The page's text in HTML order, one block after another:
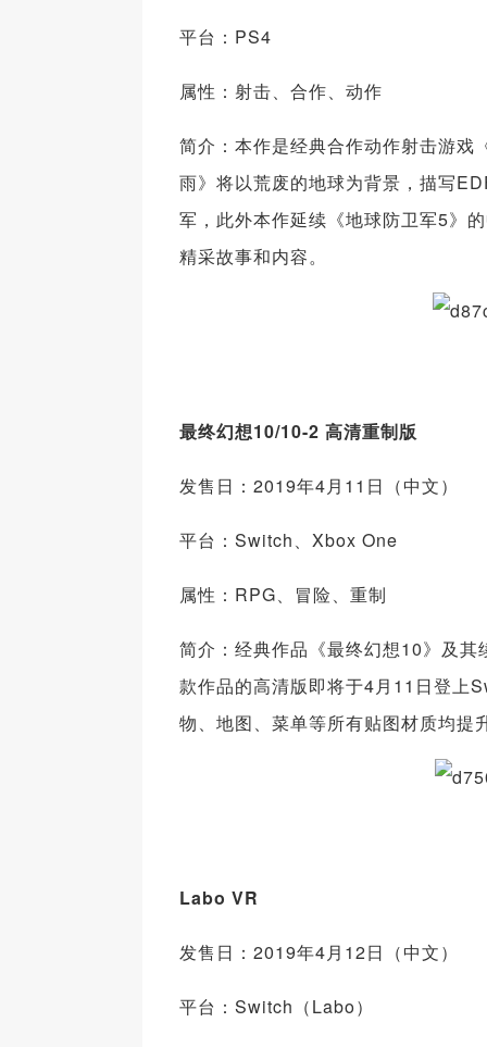
平台：PS4
属性：射击、合作、动作
简介：本作是经典合作动作射击游戏
雨》将以荒废的地球为背景，描写
军，此外本作延续《地球防卫军5》
精采故事和内容。
最终幻想10/10-2 高清重制版
发售日：2019年4月11日（中文）
平台：Switch、Xbox One
属性：RPG、冒险、重制
简介：经典作品《最终幻想10》及
款作品的高清版即将于4月11日登上
物、地图、菜单等所有贴图材质均提
Labo VR
发售日：2019年4月12日（中文）
平台：Switch（Labo）